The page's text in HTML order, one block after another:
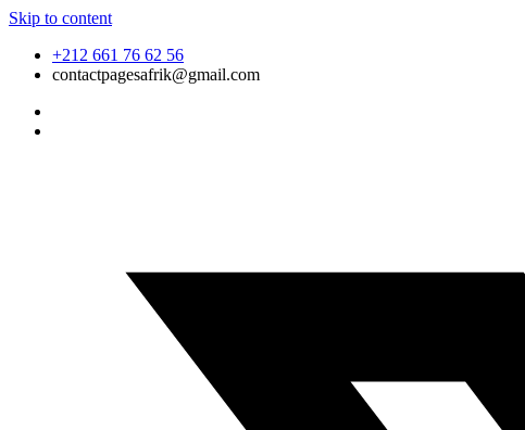
Skip to content
+212 661 76 62 56
contactpagesafrik@gmail.com